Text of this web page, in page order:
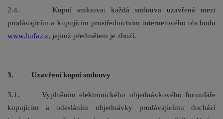
2.4. Kupní smlouva: každá smlouva uzavřená mezi
prodávajícím a kupujícím prostřednictvím internetového obchodu
www.hufa.cz, jejímž předmětem je zboží.
3. Uzavření kupní smlouvy
3.1. Vyplněním elektronického objednávkového formuláře
kupujícím a odesláním objednávky prodávajícímu dochází